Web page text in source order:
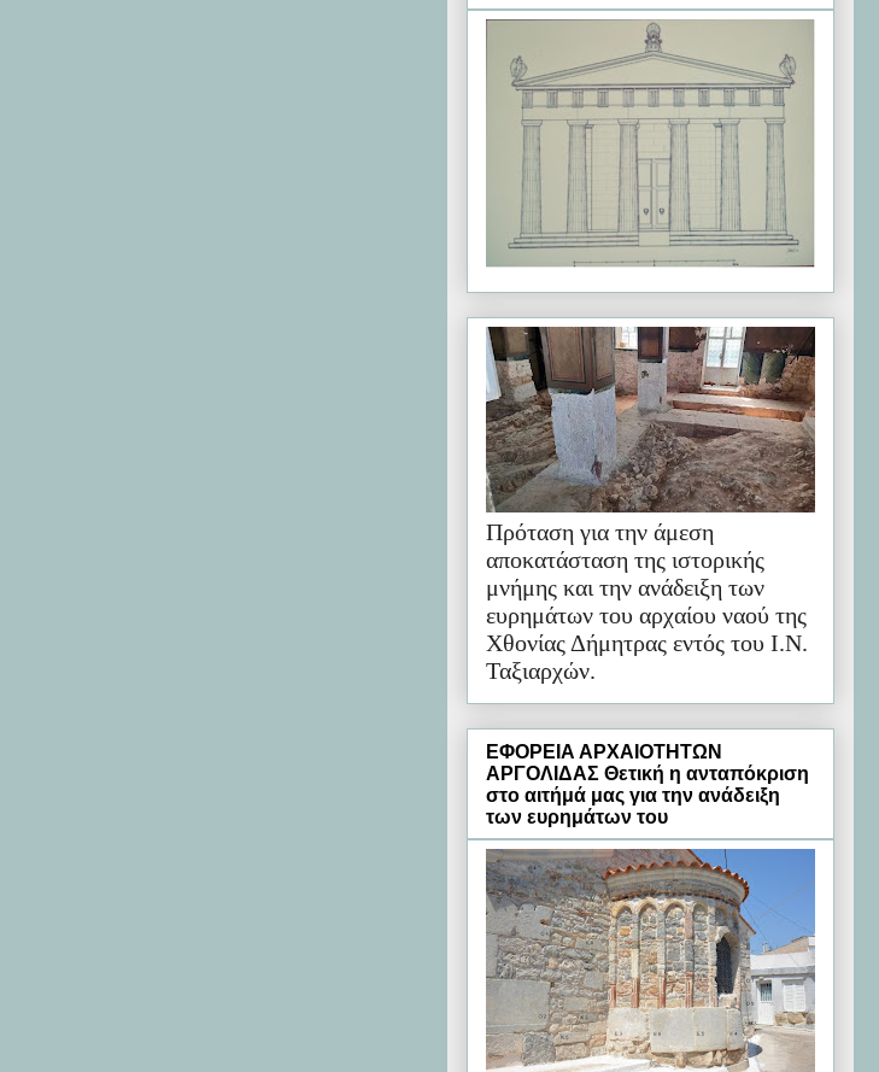
Πρόταση για την άμεση
αποκατάσταση της ιστορικής
μνήμης και την ανάδειξη των
ευρημάτων του αρχαίου ναού της
Χθονίας Δήμητρας εντός του Ι.Ν.
Ταξιαρχών.
ΕΦΟΡΕΙΑ ΑΡΧΑΙΟΤΗΤΩΝ
ΑΡΓΟΛΙΔΑΣ Θετική η ανταπόκριση
στο αιτήμά μας για την ανάδειξη
των ευρημάτων του